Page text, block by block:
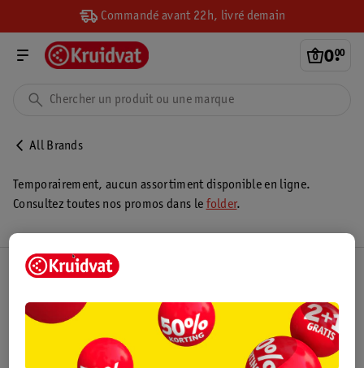
Commandé avant 22h, livré demain
0.
00
All Brands
Temporairement, aucun assortiment disponible en ligne.
Consultez toutes nos promos dans le folder.